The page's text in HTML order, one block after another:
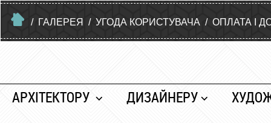
/ ГАЛЕРЕЯ / УГОДА КОРИСТУВАЧА / ОПЛАТА І
АРХІТЕКТОРУ ДИЗАЙНЕРУ